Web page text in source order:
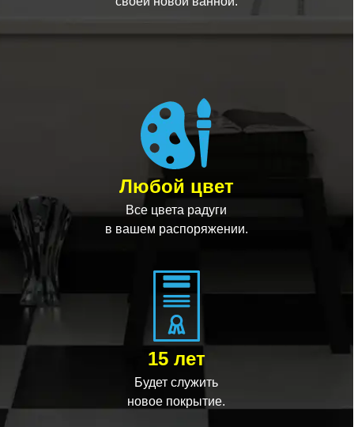
Любой цвет
Все цвета радуги
в вашем распоряжении.
15 лет
Будет служить
новое покрытие.